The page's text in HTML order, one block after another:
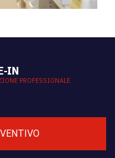
IN
PROFESSIONALE